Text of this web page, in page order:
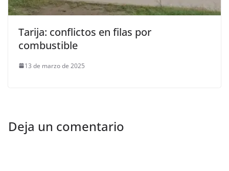
Tarija: conflictos en filas por
combustible
13 de marzo de 2025
Deja un comentario